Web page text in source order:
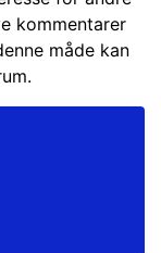
kommentarer
måde kan